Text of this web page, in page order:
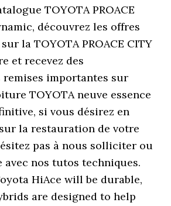
TOYOTA PROACE
découvrez les offres
la TOYOTA PROACE CITY
et recevez des
remises importantes sur
TOYOTA neuve essence
si vous désirez en
la restauration de votre
pas à nous solliciter ou
nos tutos techniques.
HiAce will be durable,
are designed to help